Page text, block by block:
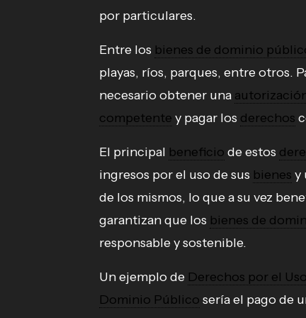
por particulares.
Entre los bienes de dominio
playas, ríos, parques, entre otros.
necesario obtener una
competente y pagar los derechos
El principal beneficio de estos
ingresos por el uso de sus bienes y
de los mismos, lo que a su vez
garantizan que los bienes de
responsable y sostenible.
Un ejemplo de Derechos por el
Dominio Público sería el pago de